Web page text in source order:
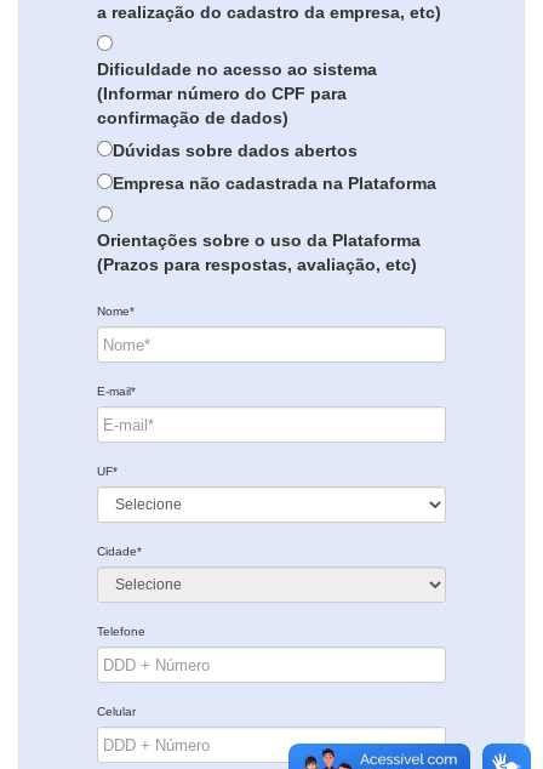
a realização do cadastro da empresa, etc)
Dificuldade no acesso ao sistema
(Informar número do CPF para
confirmação de dados)
Dúvidas sobre dados abertos
Empresa não cadastrada na Plataforma
Orientações sobre o uso da Plataforma
(Prazos para respostas, avaliação, etc)
Nome*
E-mail*
UF*
Cidade*
Telefone
Celular